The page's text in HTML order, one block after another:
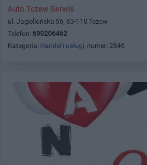
Auto Tczew Serwis
ul. Jagiellońska 56, 83-110 Tczew
Telefon: 690206462
Kategoria: Handel i usługi, numer: 2846